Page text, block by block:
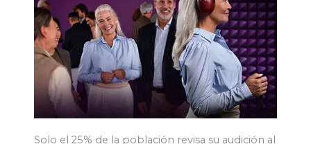
Solo el 25% de la población revisa su audición al